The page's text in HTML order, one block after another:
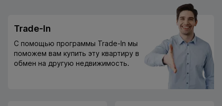
Trade-In
С помощью программы Trade-In мы
поможем вам купить эту квартиру в
обмен на другую недвижимость.